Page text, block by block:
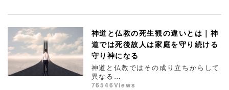
神道と仏教の死生観の違いとは｜神
道では死後故人は家庭を守り続ける
守り神になる
神道と仏教ではその成り立ちからして
異なる…
76546Views